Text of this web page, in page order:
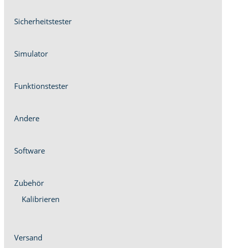
Sicher­heit­stester
Sim­u­la­tor
Funk­tion­stester
Andere
Soft­ware
Zube­hör
Kalib­ri­eren
Ver­sand